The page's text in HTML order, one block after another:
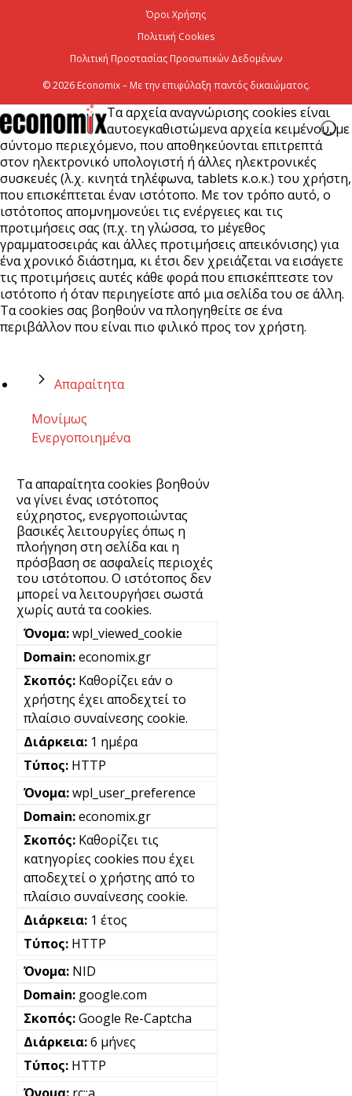
Όροι Χρήσης
Πολιτική Cookies
Πολιτική Προστασίας Προσωπικών Δεδομένων
© 2026 Economix – Με την επιφύλαξη παντός δικαιώματος.
Τα αρχεία αναγνώρισης cookies είναι
αυτοεγκαθιστώμενα αρχεία κειμένου, με
σύντομο περιεχόμενο, που αποθηκεύονται επιτρεπτά
στον ηλεκτρονικό υπολογιστή ή άλλες ηλεκτρονικές
συσκευές (λ.χ. κινητά τηλέφωνα, tablets κ.ο.κ.) του χρήστη,
που επισκέπτεται έναν ιστότοπο. Με τον τρόπο αυτό, ο
ιστότοπος απομνημονεύει τις ενέργειες και τις
προτιμήσεις σας (π.χ. τη γλώσσα, το μέγεθος
γραμματοσειράς και άλλες προτιμήσεις απεικόνισης) για
ένα χρονικό διάστημα, κι έτσι δεν χρειάζεται να εισάγετε
τις προτιμήσεις αυτές κάθε φορά που επισκέπτεστε τον
ιστότοπο ή όταν περιηγείστε από μια σελίδα του σε άλλη.
Τα cookies σας βοηθούν να πλοηγηθείτε σε ένα
περιβάλλον που είναι πιο φιλικό προς τον χρήστη.
Απαραίτητα
Μονίμως
Ενεργοποιημένα
Τα απαραίτητα cookies βοηθούν
να γίνει ένας ιστότοπος
εύχρηστος, ενεργοποιώντας
βασικές λειτουργίες όπως η
πλοήγηση στη σελίδα και η
πρόσβαση σε ασφαλείς περιοχές
του ιστότοπου. Ο ιστότοπος δεν
μπορεί να λειτουργήσει σωστά
χωρίς αυτά τα cookies.
wpl_viewed_cookie
economix.gr
Καθορίζει εάν ο
χρήστης έχει αποδεχτεί το
πλαίσιο συναίνεσης cookie.
1 ημέρα
HTTP
wpl_user_preference
economix.gr
Καθορίζει τις
κατηγορίες cookies που έχει
αποδεχτεί ο χρήστης από το
πλαίσιο συναίνεσης cookie.
1 έτος
HTTP
NID
google.com
Google Re-Captcha
6 μήνες
HTTP